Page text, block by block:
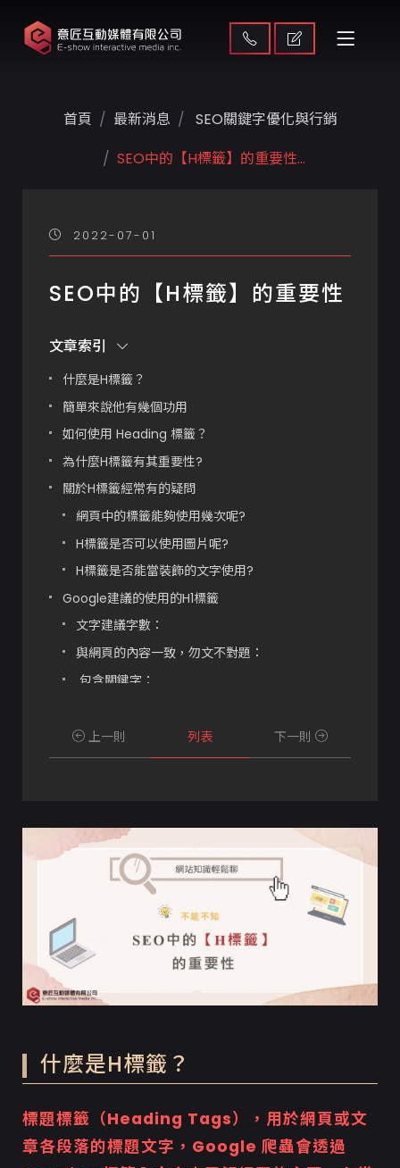
首頁 最新消息
SEO關鍵字優化與行銷
SEO中的【H標籤】的重要性...
2022-07-01
SEO中的【H標籤】的重要性
文章索引
什麼是H標籤？
簡單來說他有幾個功用
如何使用 Heading 標籤？
為什麼H標籤有其重要性?
關於H標籤經常有的疑問
網頁中的標籤能夠使用幾次呢?
H標籤是否可以使用圖片呢?
H標籤是否能當裝飾的文字使用?
Google建議的使用的H1標籤
文字建議字數：
與網頁的內容一致，勿文不對題：
包含關鍵字：
檢查自己的網站是否有H標籤
有效的利用H標籤SEO提升排名積極做法
上一則 列表 下一則
什麼是H標籤？
標題標籤（Heading Tags），用於網頁或文
章各段落的標題文字，Google 爬蟲會透過